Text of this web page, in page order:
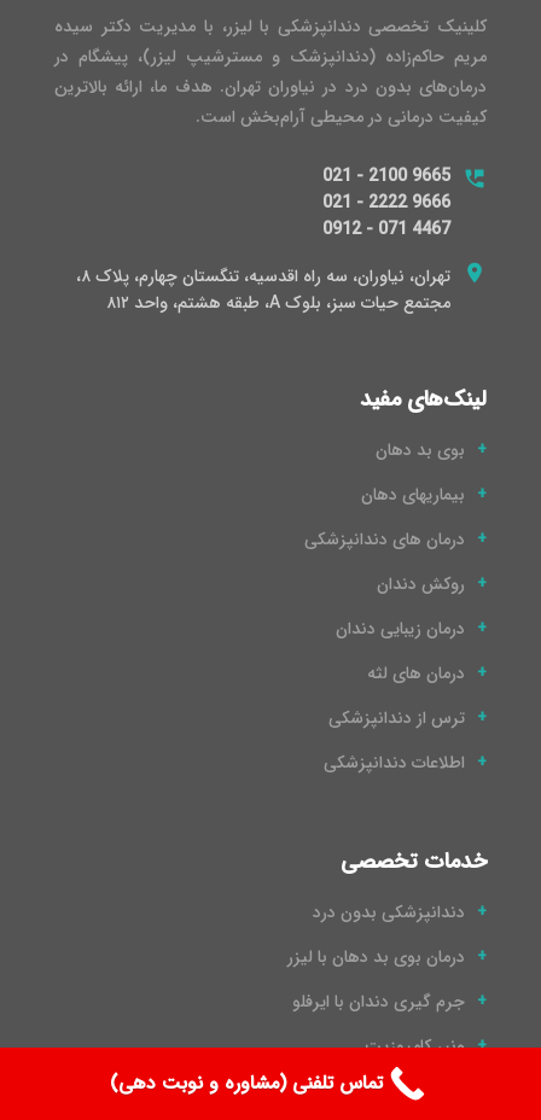
کلینیک تخصصی دندانپزشکی با لیزر، با مدیریت دکتر سیده
مریم حاکم‌زاده (دندانپزشک و مسترشیپ لیزر)، پیشگام در
درمان‌های بدون درد در نیاوران تهران. هدف ما، ارائه بالاترین
کیفیت درمانی در محیطی آرام‌بخش است.
021 - 2100 9665
021 - 2222 9666
0912 - 071 4467
تهران، نیاوران، سه راه اقدسیه، تنگستان چهارم، پلاک ۸،
مجتمع حیات سبز، بلوک A، طبقه هشتم، واحد ۸۱۲
لینک‌های مفید
بوی بد دهان
بیماریهای دهان
درمان های دندانپزشکی
روکش دندان
درمان زیبایی دندان
درمان های لثه
ترس از دندانپزشکی
اطلاعات دندانپزشکی
خدمات تخصصی
دندانپزشکی بدون درد
درمان بوی بد دهان با لیزر
جرم گیری دندان با ایرفلو
ونیر کامپوزیت
لمینت دندانتماس تلفنی (مشاوره و نوبت دهی)